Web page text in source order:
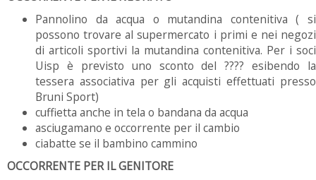
Pannolino da acqua o mutandina contenitiva ( si
possono trovare al supermercato i primi e nei negozi
di articoli sportivi la mutandina contenitiva. Per i soci
Uisp è previsto uno sconto del ???? esibendo la
tessera associativa per gli acquisti effettuati presso
Bruni Sport)
cuffietta anche in tela o bandana da acqua
asciugamano e occorrente per il cambio
ciabatte se il bambino cammino
OCCORRENTE PER IL GENITORE